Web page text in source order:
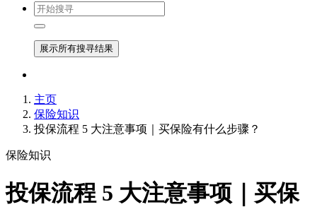
展示所有搜寻结果
主页
保险知识
投保流程 5 大注意事项｜买保险有什么步骤？
保险知识
投保流程 5 大注意事项｜买保